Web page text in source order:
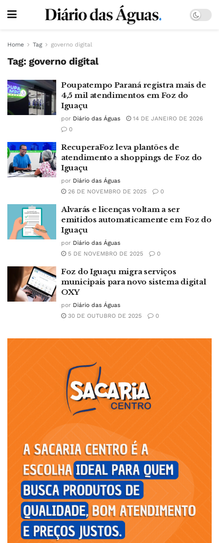
Home Tag governo digital
Tag: governo digital
Poupatempo Paraná registra mais de
4,5 mil atendimentos em Foz do
Iguaçu
por Diário das Águas
14 DE JANEIRO DE 2026
0
RecuperaFoz leva plantões de
atendimento a shoppings de Foz do
Iguaçu
por Diário das Águas
26 DE NOVEMBRO DE 2025
0
Alvarás e licenças voltam a ser
emitidos automaticamente em Foz do
Iguaçu
por Diário das Águas
5 DE NOVEMBRO DE 2025
0
Foz do Iguaçu migra serviços
municipais para novo sistema digital
OXY
por Diário das Águas
30 DE OUTUBRO DE 2025
0